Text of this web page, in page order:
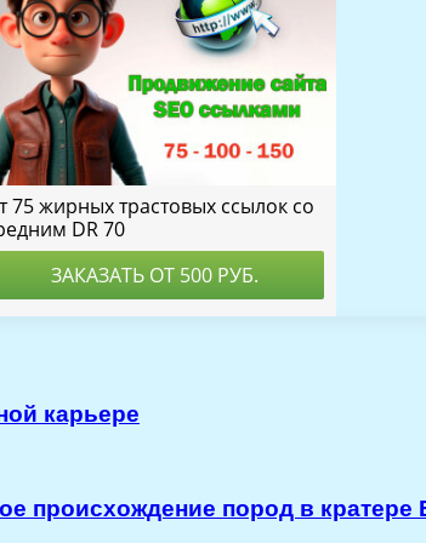
карьере
происхождение пород в кратере